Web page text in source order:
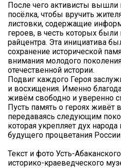
После чего активисты
посёлка, чтобы вручить
листовки, содержащие
героев, в честь которых
райцентра. Эта инициатива
сохранение исторической
внимания молодого
отечественной истории.
Подвиг каждого Героя
и восхищения. Именно
живём свободно и уверенно
Пусть память о героях живёт
передаваясь следующим
которая укрепляет дух
будущего процветания
Текст и фото Усть-
историко-краеведческого